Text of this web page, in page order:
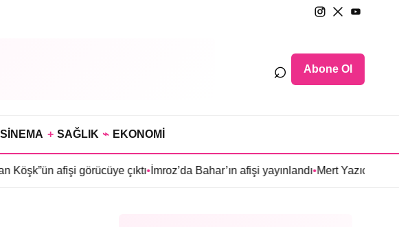
⌕ Abone Ol
SİNEMA + SAĞLIK ⌁ EKONOMİ
afişi görücüye çıktı•İmroz’da Bahar’ın afişi yayınlandı•Mert Yazıcıoğlu’nun